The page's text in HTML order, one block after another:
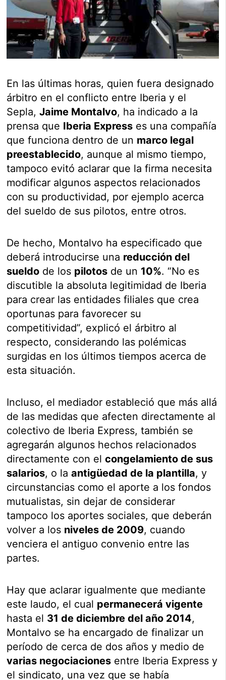
En las últimas horas, quien fuera designado
árbitro en el conflicto entre Iberia y el
Sepla,Jaime Montalvo, ha indicado a la
prensa que Iberia Express es una compañía
que funciona dentro de un marco legal
preestablecido, aunque al mismo tiempo,
tampoco evitó aclarar que la firma necesita
modificar algunos aspectos relacionados
con su productividad, por ejemplo acerca
del sueldo de sus pilotos, entre otros.
De hecho, Montalvo ha especificado que
deberá introducirse una reducción del
sueldo de los pilotos de un 10%. “No es
discutible la absoluta legitimidad de Iberia
para crear las entidades filiales que crea
oportunas para favorecer su
competitividad”, explicó el árbitro al
respecto, considerando las polémicas
surgidas en los últimos tiempos acerca de
esta situación.
Incluso, el mediador estableció que más allá
de las medidas que afecten directamente al
colectivo de Iberia Express, también se
agregarán algunos hechos relacionados
directamente con elcongelamiento de sus
salarios, o laantigüedad de la plantilla, y
circunstancias como el aporte a los fondos
mutualistas, sin dejar de considerar
tampoco los aportes sociales, que deberán
volver a los niveles de 2009, cuando
venciera el antiguo convenio entre las
partes.
Hay que aclarar igualmente que mediante
este laudo, el cual permanecerá vigente
hasta el 31 de diciembre del año 2014,
Montalvo se ha encargado de finalizar un
período de cerca de dos años y medio de
varias negociaciones entre Iberia Express y
el sindicato, una vez que se había